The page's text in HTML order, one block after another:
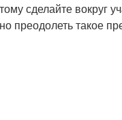
сделайте вокруг
преодолеть такое